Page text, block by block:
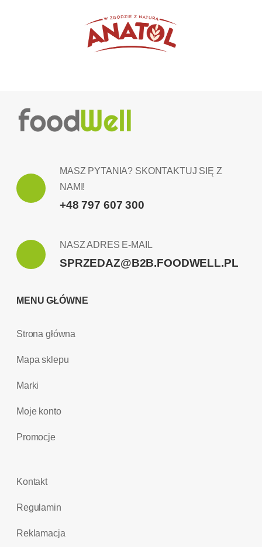
MASZ PYTANIA? SKONTAKTUJ SIĘ Z
NAMI!
+48 797 607 300
NASZ ADRES E-MAIL
SPRZEDAZ@B2B.FOODWELL.PL
MENU GŁÓWNE
Strona główna
Mapa sklepu
Marki
Moje konto
Promocje
Kontakt
Regulamin
Reklamacja